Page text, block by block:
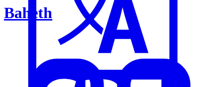
Baheth